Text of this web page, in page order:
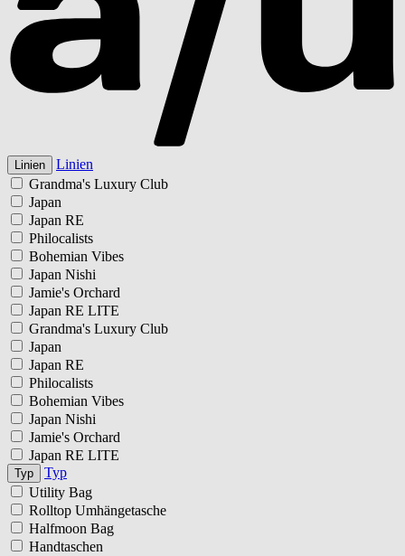
Linien
Linien
Grandma's Luxury Club
Japan
Japan RE
Philocalists
Bohemian Vibes
Japan Nishi
Jamie's Orchard
Japan RE LITE
Grandma's Luxury Club
Japan
Japan RE
Philocalists
Bohemian Vibes
Japan Nishi
Jamie's Orchard
Japan RE LITE
Typ
Typ
Utility Bag
Rolltop Umhängetasche
Halfmoon Bag
Handtaschen